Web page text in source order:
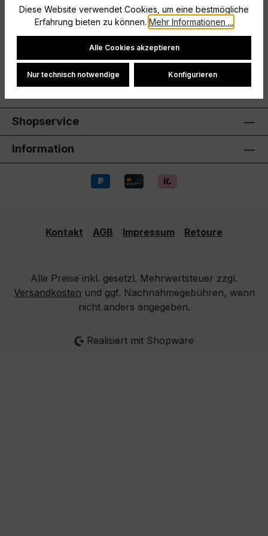
Umtausch ausgeschlosse…Mehr
Shopservice
Information
Kontakt AGB Impressum Retoure
Alle Preise inkl. gesetzl. Mehrwertsteuer zzgl.
Versandkosten und ggf. Nachnahmegebühren, wenn
nicht anders angegeben.
Realisiert mit Shopware
Diese Website verwendet Cookies, um eine bestmögliche
Erfahrung bieten zu können. Mehr Informationen ...
Cookie-Einstellungen
Alle Cookies akzeptieren
Nur technisch notwendige Konfigurieren